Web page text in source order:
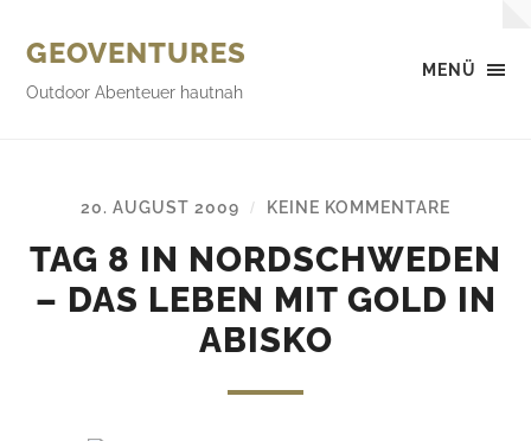
MENÜ
GEOVENTURES
Outdoor Abenteuer hautnah
20. AUGUST 2009 / KEINE KOMMENTARE
TAG 8 IN NORDSCHWEDEN
– DAS LEBEN MIT GOLD IN
ABISKO